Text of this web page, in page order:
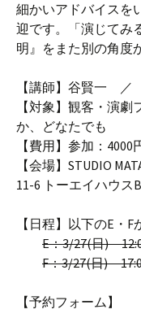
細かいアドバイスを
迎です。「演じてみ
明』をまた別の角度
【講師】谷賢一
【対象】観客・演
か、どなたでも
【費用】参加：
【会場】STUDIO
11-6 トーエイハウス
【日程】以下のE・F
E：3/27(日)
F：3/27(日)
【予約フォーム】